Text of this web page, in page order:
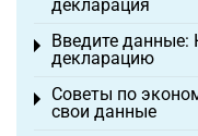
декларация
Введите данные:
декларацию
Toggle menu
Советы по
свои данные
Toggle menu